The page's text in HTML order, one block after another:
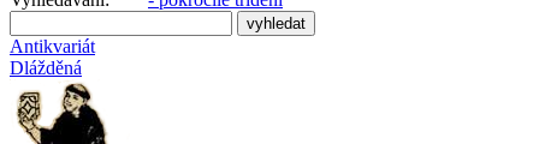
Antikvariát
Dlážděná